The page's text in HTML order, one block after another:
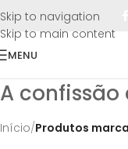
Skip to navigation
Skip to main content
FRETE GRÁTIS
MENU
A confissão
Início/Produtos